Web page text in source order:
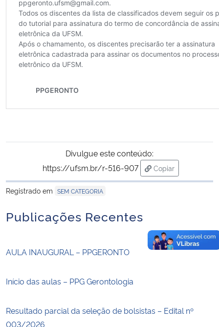
Divulgue este conteúdo:
https://ufsm.br/r-516-907
Copiar
para área de
Registrado em SEM CATEGORIA
Publicações Recentes
AULA INAUGURAL – PPGERONTO
Início das aulas – PPG Gerontologia
Resultado parcial da seleção de bolsistas – Edital nº
003/2026